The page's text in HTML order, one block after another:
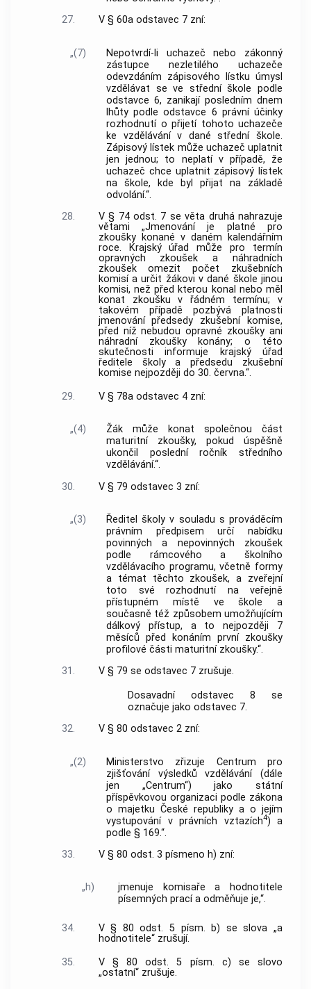
27.
V § 60a odstavec 7 zní:
„(7)
Nepotvrdí-li uchazeč nebo zákonný
zástupce nezletilého uchazeče
odevzdáním zápisového lístku úmysl
vzdělávat se ve střední škole podle
odstavce 6, zanikají posledním dnem
lhůty podle odstavce 6 právní účinky
rozhodnutí o přijetí tohoto uchazeče
ke vzdělávání v dané střední škole.
Zápisový lístek může uchazeč uplatnit
jen jednou; to neplatí v případě, že
uchazeč chce uplatnit zápisový lístek
na škole, kde byl přijat na základě
odvolání.“.
28.
V § 74 odst. 7 se věta druhá nahrazuje
větami „Jmenování je platné pro
zkoušky konané v daném kalendářním
roce. Krajský úřad může pro termín
opravných zkoušek a náhradních
zkoušek omezit počet zkušebních
komisí a určit žákovi v dané škole jinou
komisi, než před kterou konal nebo měl
konat zkoušku v řádném termínu; v
takovém případě pozbývá platnosti
jmenování předsedy zkušební komise,
před níž nebudou opravné zkoušky ani
náhradní zkoušky konány; o této
skutečnosti informuje krajský úřad
ředitele školy a předsedu zkušební
komise nejpozději do 30. června.“.
29.
V § 78a odstavec 4 zní:
„(4)
Žák může konat společnou část
maturitní zkoušky, pokud úspěšně
ukončil poslední ročník středního
vzdělávání.“.
30.
V § 79 odstavec 3 zní:
„(3)
Ředitel školy v souladu s prováděcím
právním předpisem určí nabídku
povinných a nepovinných zkoušek
podle rámcového a školního
vzdělávacího programu, včetně formy
a témat těchto zkoušek, a zveřejní
toto své rozhodnutí na veřejně
přístupném místě ve škole a
současně též způsobem umožňujícím
dálkový přístup, a to nejpozději 7
měsíců před konáním první zkoušky
profilové části maturitní zkoušky.“.
31.
V § 79 se odstavec 7 zrušuje.
Dosavadní odstavec 8 se
označuje jako odstavec 7.
32.
V § 80 odstavec 2 zní:
„(2)
Ministerstvo zřizuje Centrum pro
zjišťování výsledků vzdělávání (dále
jen „Centrum“) jako státní
příspěvkovou organizaci podle zákona
o majetku České republiky a o jejím
vystupování v právních vztazích4) a
podle § 169.“.
33.
V § 80 odst. 3 písmeno h) zní:
„h)
jmenuje komisaře a hodnotitele
písemných prací a odměňuje je,“.
34.
V § 80 odst. 5 písm. b) se slova „a
hodnotitele“ zrušují.
35.
V § 80 odst. 5 písm. c) se slovo
„ostatní“ zrušuje.